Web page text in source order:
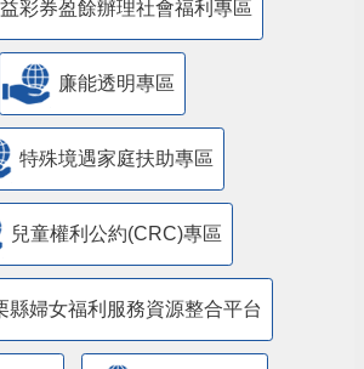
彩券盈餘辦理社會福利專區
廉能透明專區
特殊境遇家庭扶助專區
兒童權利公約(CRC)專區
縣婦女福利服務資源整合平台